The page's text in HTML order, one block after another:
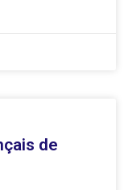
de